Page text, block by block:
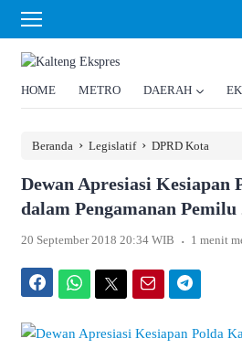
HOME METRO DAERAH
Beranda › Legislatif › DPRD Kota
Dewan Apresiasi Kesiapan
dalam Pengamanan Pemilu
20 September 2018 20:34 WIB . 1 menit